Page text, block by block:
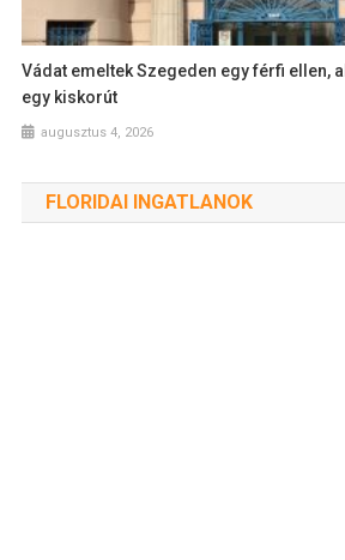
Vádat emeltek Szegeden egy férfi ellen,
egy kiskorút
augusztus 4, 2026
FLORIDAI INGATLANOK